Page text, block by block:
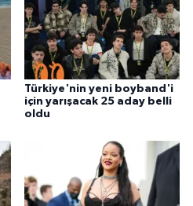
Türkiye'nin yeni boyband'i
için yarışacak 25 aday belli
oldu